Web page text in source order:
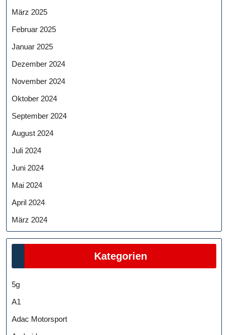
März 2025
Februar 2025
Januar 2025
Dezember 2024
November 2024
Oktober 2024
September 2024
August 2024
Juli 2024
Juni 2024
Mai 2024
April 2024
März 2024
Kategorien
5g
A1
Adac Motorsport